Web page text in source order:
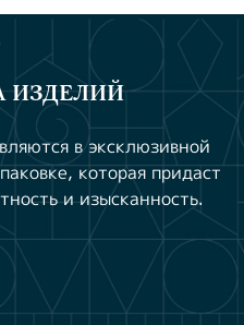
ИЗДЕЛИЙ
в эксклюзивной
которая придаст
и изысканность.